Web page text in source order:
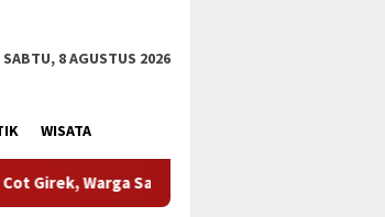
SABTU, 8 AGUSTUS 2026
WISATA
Apresiasi